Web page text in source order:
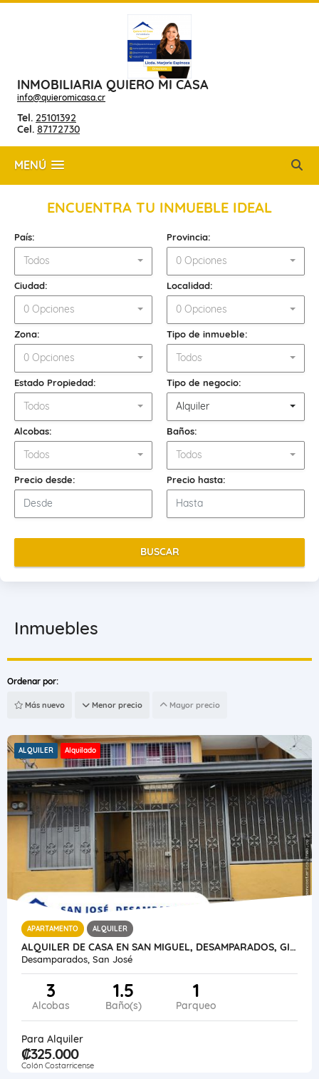
INMOBILIARIA QUIERO MI CASA
info@quieromicasa.cr
Tel. 25101392
Cel. 87172730
MENÚ
ENCUENTRA TU INMUEBLE IDEAL
País:
Todos
Provincia:
0 Opciones
Ciudad:
0 Opciones
Localidad:
0 Opciones
Zona:
0 Opciones
Tipo de inmueble:
Todos
Estado Propiedad:
Todos
Tipo de negocio:
Alquiler
Alcobas:
Todos
Baños:
Todos
Precio desde: Precio hasta:
BUSCAR
Inmuebles
Ordenar por:
Más nuevo Menor precio Mayor precio
ALQUILER Alquilado
APARTAMENTO ALQUILER
ALQUILER DE CASA EN SAN MIGUEL, DESAMPARADOS, GIRASOL
Desamparados, San José
3
Alcobas
1.5
Baño(s)
1
Parqueo
Para Alquiler
₡325.000
Colón Costarricense